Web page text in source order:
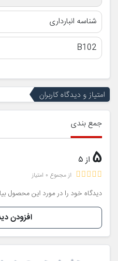
شناسه انبارداری
B102
امتیاز و دیدگاه کاربران
جمع بندی
5 از 5
از مجموع 0 امتیاز
دیدگاه خود را در مورد این محصول
افزودن